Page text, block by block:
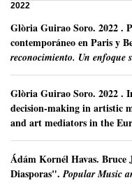
2022
Glòria Guirao Soro. 2022.
contemporáneo en Paris y
reconocimiento. Un enfoque
Glòria Guirao Soro. 2022.
decision-making in artistic
and art mediators in the
Ádám Kornél Havas. Bruce
Diasporas". Popular Music